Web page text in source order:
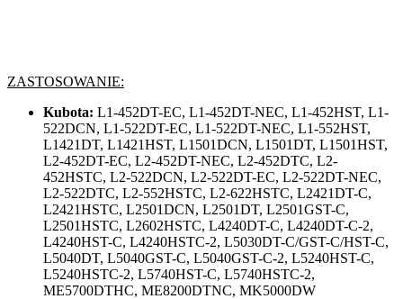
ZASTOSOWANIE:
Kubota: L1-452DT-EC, L1-452DT-NEC, L1-452HST, L1-
522DCN, L1-522DT-EC, L1-522DT-NEC, L1-552HST,
L1421DT, L1421HST, L1501DCN, L1501DT, L1501HST,
L2-452DT-EC, L2-452DT-NEC, L2-452DTC, L2-
452HSTC, L2-522DCN, L2-522DT-EC, L2-522DT-NEC,
L2-522DTC, L2-552HSTC, L2-622HSTC, L2421DT-C,
L2421HSTC, L2501DCN, L2501DT, L2501GST-C,
L2501HSTC, L2602HSTC, L4240DT-C, L4240DT-C-2,
L4240HST-C, L4240HSTC-2, L5030DT-C/GST-C/HST-C,
L5040DT, L5040GST-C, L5040GST-C-2, L5240HST-C,
L5240HSTC-2, L5740HST-C, L5740HSTC-2,
ME5700DTHC, ME8200DTNC, MK5000DW